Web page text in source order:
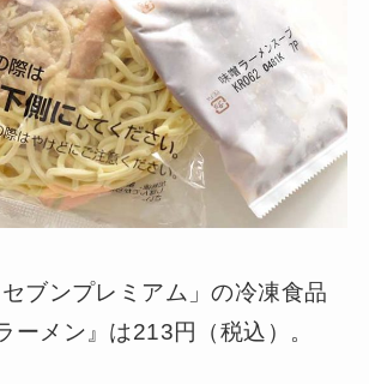
ブンプレミアム」の冷凍食品
ーメン』は213円（税込）。